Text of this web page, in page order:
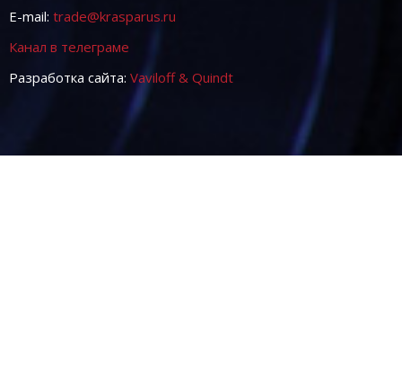
E-mail: trade@krasparus.ru
Канал в телеграме
Разработка сайта: Vaviloff & Quindt